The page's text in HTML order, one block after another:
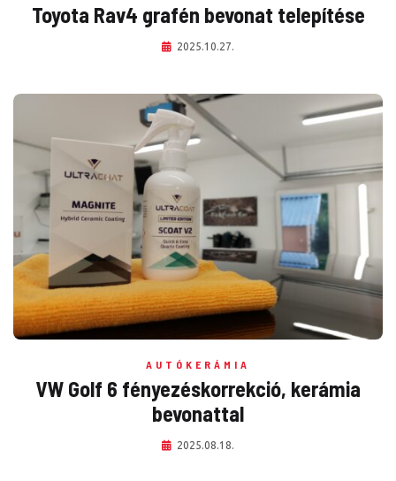
Toyota Rav4 grafén bevonat telepítése
2025.10.27.
AUTÓKERÁMIA
VW Golf 6 fényezéskorrekció, kerámia
bevonattal
2025.08.18.